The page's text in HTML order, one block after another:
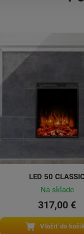
LED 50 CLASSIC
Na sklade
317,00 €
Vložiť do